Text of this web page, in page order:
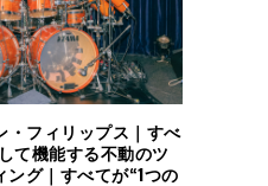
・フィリップス｜すべ
て機能する不動のツ
グ｜すべてが“1つの